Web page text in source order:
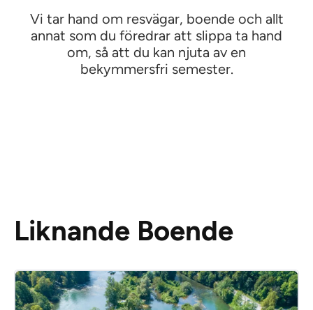
Vi tar hand om resvägar, boende och allt
annat som du föredrar att slippa ta hand
om, så att du kan njuta av en
bekymmersfri semester.
Liknande Boende